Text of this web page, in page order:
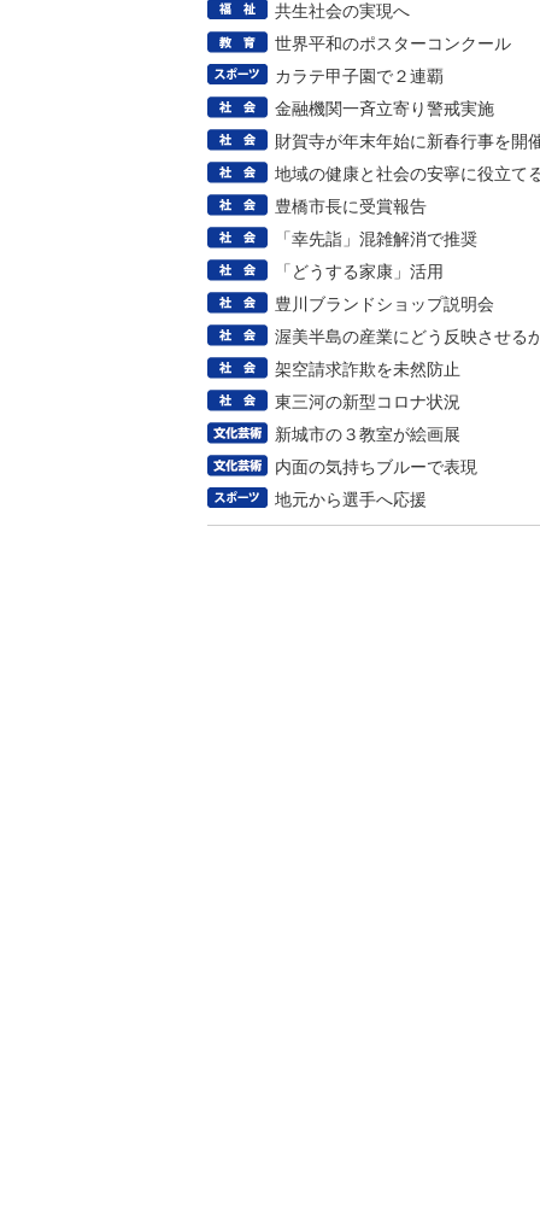
共生社会の実現へ
世界平和のポスターコンクール
カラテ甲子園で２連覇
金融機関一斉立寄り警戒実施
財賀寺が年末年始に新春行事を開
地域の健康と社会の安寧に役立て
豊橋市長に受賞報告
「幸先詣」混雑解消で推奨
「どうする家康」活用
豊川ブランドショップ説明会
渥美半島の産業にどう反映させる
架空請求詐欺を未然防止
東三河の新型コロナ状況
新城市の３教室が絵画展
内面の気持ちブルーで表現
地元から選手へ応援